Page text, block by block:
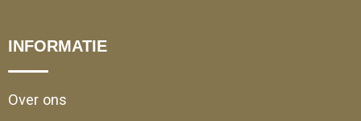
INFORMATIE
Over ons